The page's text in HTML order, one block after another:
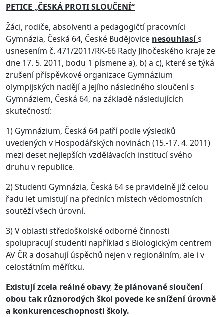
PETICE „ČESKÁ PROTI SLOUČENÍ“
Žáci, rodiče, absolventi a pedagogičtí pracovníci
Gymnázia, Česká 64, České Budějovice nesouhlasís
usnesením č. 471/2011/RK-66 Rady Jihočeského kraje ze
dne 17. 5. 2011, bodu 1 písmene a), b) a c), které se týká
zrušení příspěvkové organizace Gymnázium
olympijských nadějí a jejího následného sloučení s
Gymnáziem, Česká 64, na základě následujících
skutečností:
1) Gymnázium, Česká 64 patří podle výsledků
uvedených v Hospodářských novinách (15.-17. 4. 2011)
mezi deset nejlepších vzdělávacích institucí svého
druhu v republice.
2) Studenti Gymnázia, Česká 64 se pravidelně již celou
řadu let umisťují na předních místech vědomostních
soutěží všech úrovní.
3) V oblasti středoškolské odborné činnosti
spolupracují studenti například s Biologickým centrem
AV ČR a dosahují úspěchů nejen v regionálním, ale i v
celostátním měřítku.
Existují zcela reálné obavy, že plánované sloučení
obou tak různorodých škol povede ke snížení úrovně
a konkurenceschopnosti školy.